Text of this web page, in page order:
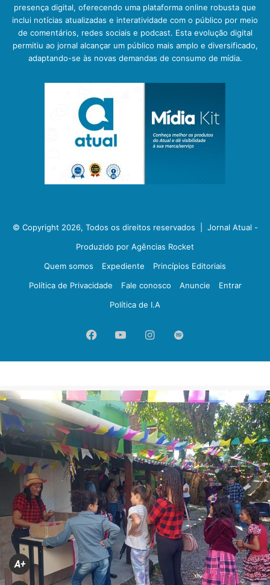
presença digital, oferecendo uma plataforma online robusta que
inclui notícias atualizadas e interatividade com o público por meio
de comentários, redes sociais e podcast. Esta evolução digital
permitiu ao jornal alcançar um público mais amplo e diversificado,
adaptando-se às novas demandas de consumo de mídia.
© Copyright 2026, Todos os direitos reservados | Jornal Atual -
Produzido por Agências Rocket
Quem somos
Expediente
Princípios Editoriais
Política de Privacidade
Fale conosco Anuncie
Entrar
Política de I.A
FacebookYouTubeInstagram
Spotify
A+